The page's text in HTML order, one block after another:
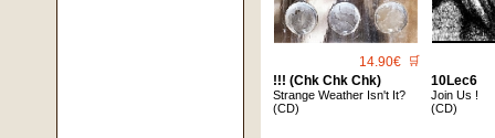
14.90€ 🛒
!!! (Chk Chk Chk)
Strange Weather Isn't It?
(CD)
10Lec6
Join Us !
(CD)